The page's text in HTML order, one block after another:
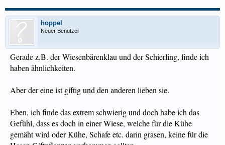
hoppel
Neuer Benutzer
Gerade z.B. der Wiesenbärenklau und der Schierling, finde ich
haben ähnlichkeiten.
Aber der eine ist giftig und den anderen lieben sie.
Eben, ich finde das extrem schwierig und doch habe ich das
Gefühl, dass es doch in einer Wiese, welche für die Kühe
gemäht wird oder Kühe, Schafe etc. darin grasen, keine für die